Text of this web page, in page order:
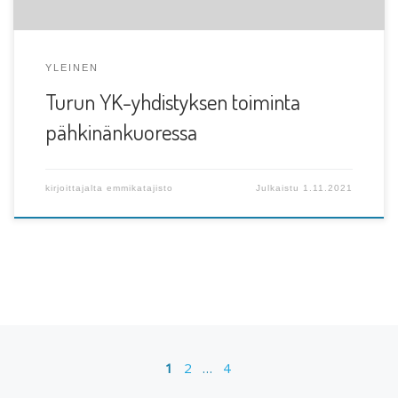
YLEINEN
Turun YK-yhdistyksen toiminta
pähkinänkuoressa
kirjoittajalta emmikatajisto Julkaistu 1.11.2021
1 2 … 4